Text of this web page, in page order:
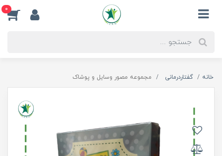
0
خانه گفتاردرمانی مجموعه مصور وسایل و پوشاک